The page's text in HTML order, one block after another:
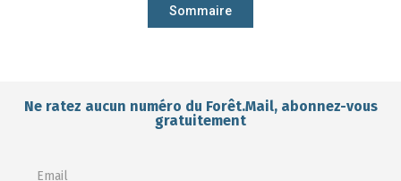
Sommaire
Ne ratez aucun numéro du Forêt.Mail, abonnez-vous
gratuitement